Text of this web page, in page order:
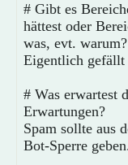
# Gibt es
hättest oder
was, evt. warum?
Eigentlich
# Was erwartest
Erwartungen?
Spam sollte aus
Bot-Sperre